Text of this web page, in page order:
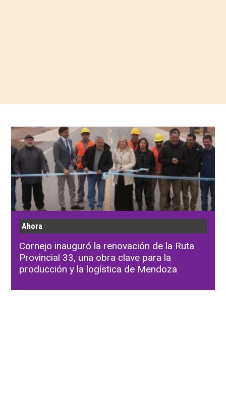
Ahora
Cornejo inauguró la renovación de la Ruta
Provincial 33, una obra clave para la
producción y la logística de Mendoza